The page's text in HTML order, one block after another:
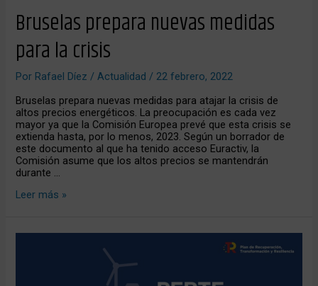
Bruselas prepara nuevas medidas
para la crisis
Por Rafael Díez/Actualidad / 22 febrero, 2022
Bruselas prepara nuevas medidas para atajar la crisis de
altos precios energéticos. La preocupación es cada vez
mayor ya que la Comisión Europea prevé que esta crisis se
extienda hasta, por lo menos, 2023. Según un borrador de
este documento al que ha tenido acceso Euractiv, la
Comisión asume que los altos precios se mantendrán
durante …
Leer más »